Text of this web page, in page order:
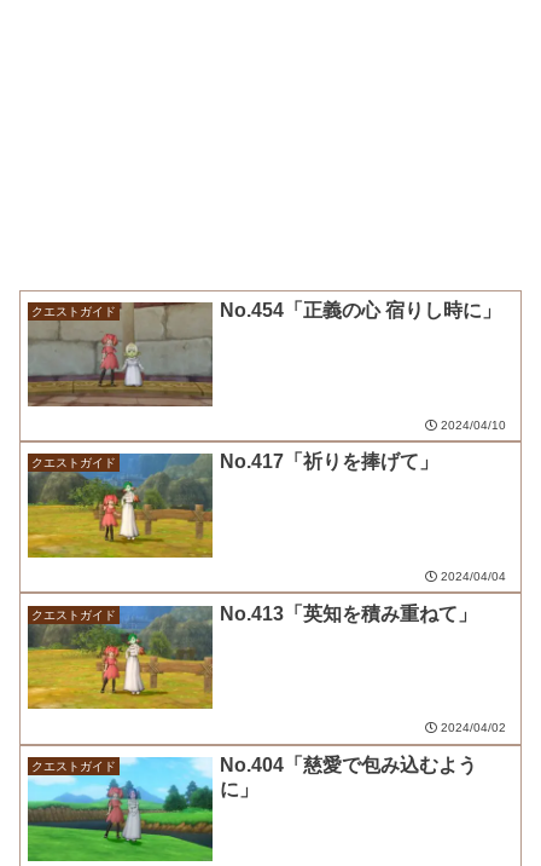
クエストガイド No.454「正義の心 宿りし時に」
2024/04/10
クエストガイド No.417「祈りを捧げて」
2024/04/04
クエストガイド No.413「英知を積み重ねて」
2024/04/02
クエストガイド
No.404「慈愛で包み込むよう
に」